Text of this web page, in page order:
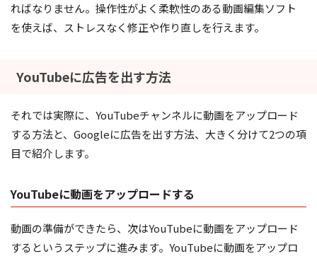
ればなりません。操作性がよく柔軟性のある動画編集ソフト
を使えば、ストレスなく修正や作り直しを行えます。
YouTubeに広告を出す方法
それでは実際に、YouTubeチャンネルに動画をアップロード
する方法と、Googleに広告を出す方法、大きく分けて2つの項
目で紹介します。
YouTubeに動画をアップロードする
動画の準備ができたら、次はYouTubeに動画をアップロード
するというステップに進みます。YouTubeに動画をアップロ